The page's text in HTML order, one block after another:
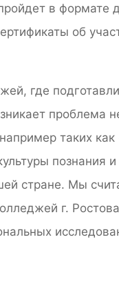
в формате
об
где
проблема
таких
стране. Мы
г.